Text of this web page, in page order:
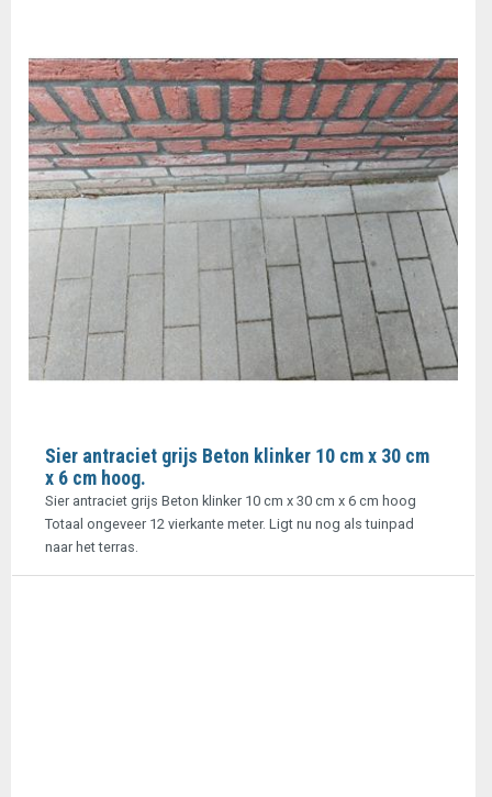
Sier antraciet grijs Beton klinker 10 cm x 30 cm
x 6 cm hoog.
Sier antraciet grijs Beton klinker 10 cm x 30 cm x 6 cm hoog
Totaal ongeveer 12 vierkante meter. Ligt nu nog als tuinpad
naar het terras.